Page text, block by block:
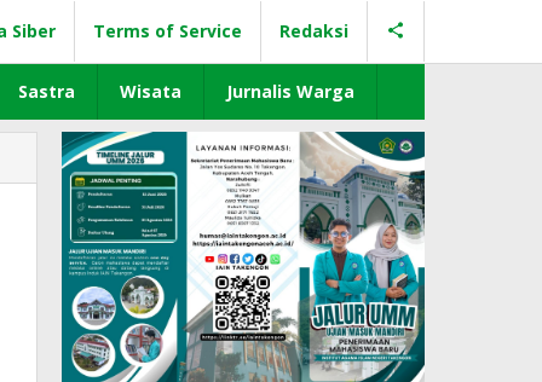
Siber Terms of Service Redaksi
Sastra Wisata Jurnalis Warga